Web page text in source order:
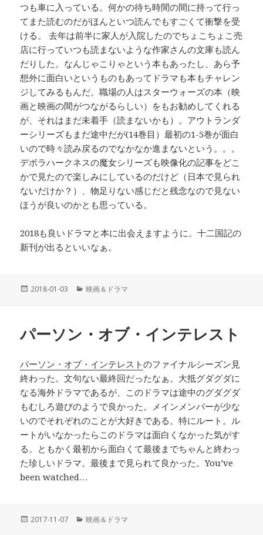
つも車に入っている。何かの待ち時間の間に持って行っ
てまた読むのだがほんといつ読んでもすごくて衝撃を受
ける。 去年は前半に家人が入院したのでちょこちょこ売
店に行っていつも読まないような作家さんの文庫も読ん
だりした。なんじゃこりゃという本もあったし、あら予
想外に面白いというものもあってドラマも本もチャレン
ジしてみるもんだ。職場の人はスターウォーズの本（映
画と映画の間がつながるらしい）をもお勧めしてくれる
が、それはまだ未着手（読まないかも）。アウトランダ
ーシリーズもまだ途中だが(14巻目）最初の1-5巻が面白
いので時々読み戻るのでなかなか進まないという。。。
デボラハークネスの魔女シリーズも映像化の記事をどこ
かで見たので楽しみにしているのだけど（日本で見られ
ないだけか？）、物足りない感じだと残念なので見ない
ほうが良いのかとも思っている。
2018も良いドラマと本に出会えますように。十二国記の
新刊が出るといいなぁ。
投
2018-01-03
カ
ー
映画＆ドラマ
パーソン・オブ・インテレスト
パーソン・オブ・インテレストのファイナルシーズン見
終わった。文句ない最終回だったなぁ。大抵グダグダに
なる海外ドラマであるが、このドラマは途中のグダグダ
もむしろ遊びのようで良かった。メインメンバーが少な
いのでそれぞれのことが大好きである。特にルート。ル
ートがいなかったらこのドラマは面白くなかった気がす
る。ともかく最初から面白くて最後までちゃんと終わっ
た珍しいドラマ。最後まで見られて良かった。You’ve
been watched…
投
2017-11-07
カ
映画＆ドラマ